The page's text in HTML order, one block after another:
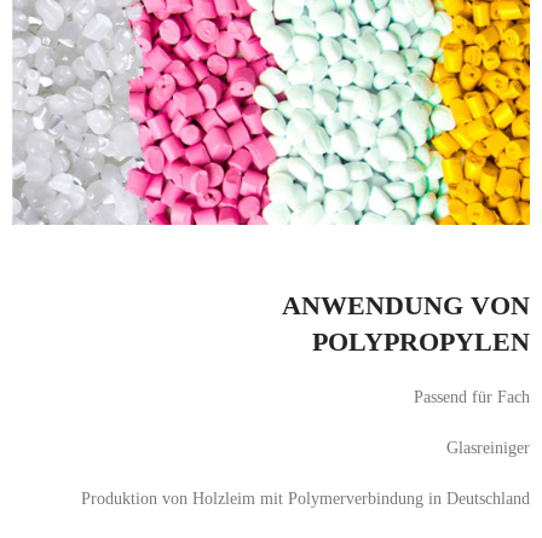
ANWENDUNG VON
POLYPROPYLEN
Passend für Fach
Glasreiniger
Produktion von Holzleim mit Polymerverbindung in Deutschland